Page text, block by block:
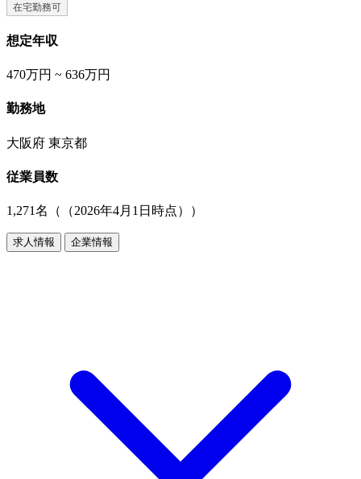
在宅勤務可
想定年収
470万円 ~ 636万円
勤務地
大阪府 東京都
従業員数
1,271名（（2026年4月1日時点））
求人情報 企業情報